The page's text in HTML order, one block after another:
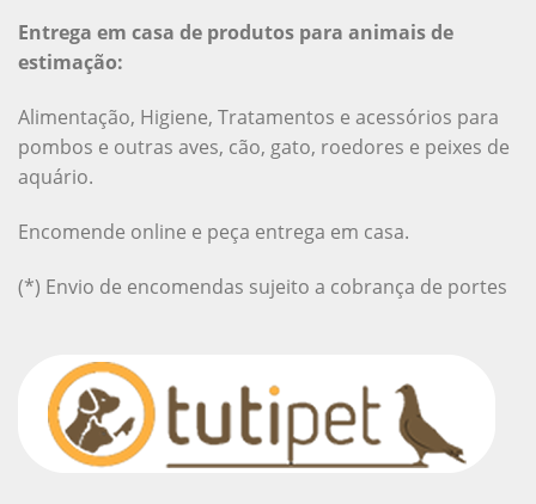
Entrega em casa de produtos para animais de
estimação:
Alimentação, Higiene, Tratamentos e acessórios para
pombos e outras aves, cão, gato, roedores e peixes de
aquário.
Encomende online e peça entrega em casa.
(*) Envio de encomendas sujeito a cobrança de portes